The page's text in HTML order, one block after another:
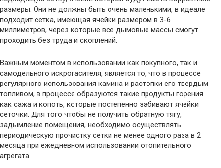
размеры. Они не должны быть очень маленькими, в идеале
подходит сетка, имеющая ячейки размером в 3-6
миллиметров, через которые все дымовые массы смогут
проходить без труда и скоплений.
Важным моментом в использовании как покупного, так и
самодельного искрогасителя, является то, что в процессе
регулярного использования камина и растопки его твёрдым
топливом, в процессе образуются такие продукты горения
как сажа и копоть, которые постепенно забивают ячейки
сеточки. Для того чтобы не получить обратную тягу,
задымление помещения, необходимо осуществлять
периодическую прочистку сетки не менее одного раза в 2
месяца при ежедневном использовании отопительного
агрегата.